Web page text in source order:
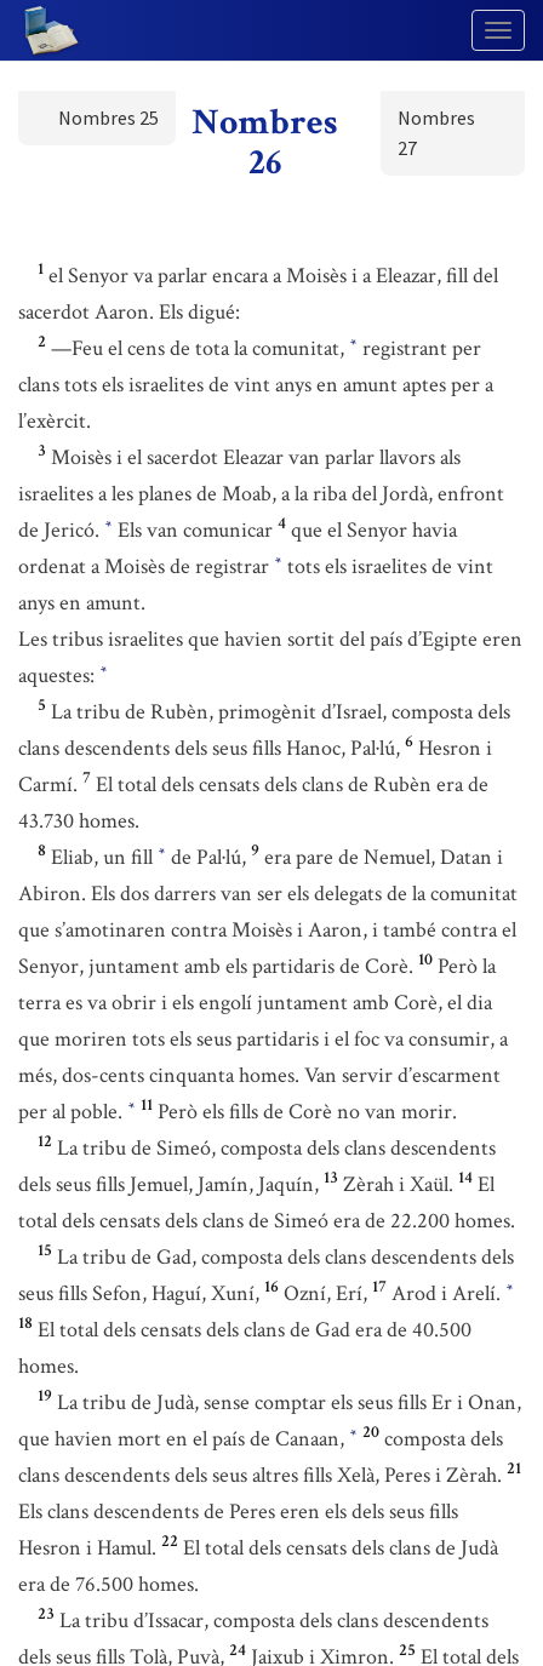
Nombres 25
Nombres
26
Nombres
27
1 el Senyor va parlar encara a Moisès i a Eleazar, fill del
sacerdot Aaron. Els digué:
2 —Feu el cens de tota la comunitat, * registrant per
clans tots els israelites de vint anys en amunt aptes per a
l’exèrcit.
3 Moisès i el sacerdot Eleazar van parlar llavors als
israelites a les planes de Moab, a la riba del Jordà, enfront
de Jericó. * Els van comunicar 4 que el Senyor havia
ordenat a Moisès de registrar * tots els israelites de vint
anys en amunt.
Les tribus israelites que havien sortit del país d’Egipte eren
aquestes: *
5 La tribu de Rubèn, primogènit d’Israel, composta dels
clans descendents dels seus fills Hanoc, Pal·lú, 6 Hesron i
Carmí. 7 El total dels censats dels clans de Rubèn era de
43.730 homes.
8 Eliab, un fill * de Pal·lú, 9 era pare de Nemuel, Datan i
Abiron. Els dos darrers van ser els delegats de la comunitat
que s’amotinaren contra Moisès i Aaron, i també contra el
Senyor, juntament amb els partidaris de Corè. 10 Però la
terra es va obrir i els engolí juntament amb Corè, el dia
que moriren tots els seus partidaris i el foc va consumir, a
més, dos-cents cinquanta homes. Van servir d’escarment
per al poble. * 11 Però els fills de Corè no van morir.
12 La tribu de Simeó, composta dels clans descendents
dels seus fills Jemuel, Jamín, Jaquín, 13 Zèrah i Xaül. 14 El
total dels censats dels clans de Simeó era de 22.200 homes.
15 La tribu de Gad, composta dels clans descendents dels
seus fills Sefon, Haguí, Xuní, 16 Ozní, Erí, 17 Arod i Arelí. *
18 El total dels censats dels clans de Gad era de 40.500
homes.
19 La tribu de Judà, sense comptar els seus fills Er i Onan,
que havien mort en el país de Canaan, * 20 composta dels
clans descendents dels seus altres fills Xelà, Peres i Zèrah. 21
Els clans descendents de Peres eren els dels seus fills
Hesron i Hamul. 22 El total dels censats dels clans de Judà
era de 76.500 homes.
23 La tribu d’Issacar, composta dels clans descendents
dels seus fills Tolà, Puvà, 24 Jaixub i Ximron. 25 El total dels